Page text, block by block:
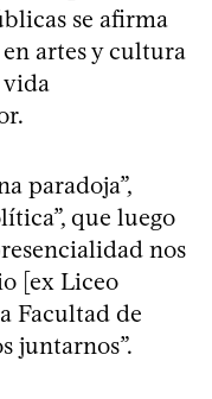
se afirma
artes y cultura
vida
paradoja”,
que luego
nos
[ex Liceo
Facultad de
juntarnos”.